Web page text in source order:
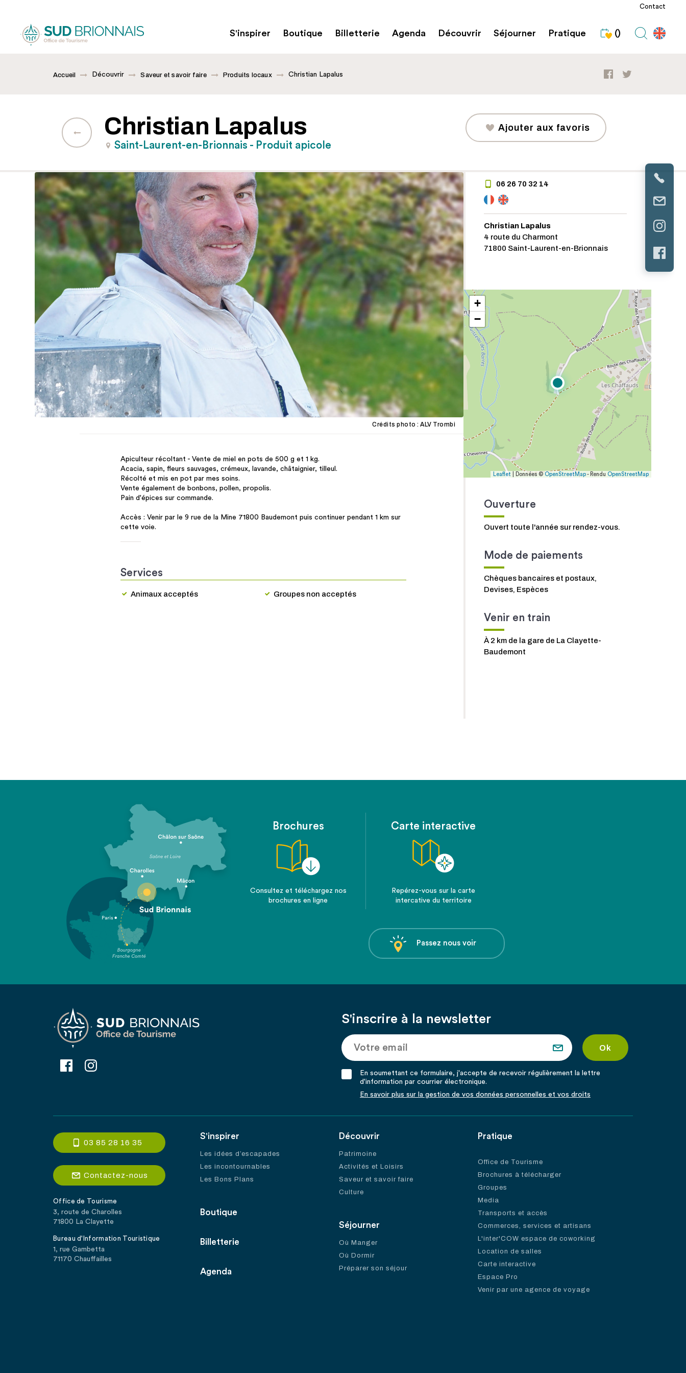
Contact
S'inspirer Boutique Billetterie Agenda Découvrir Séjourner Pratique ()
Accueil Découvrir Saveur et savoir faire Produits locaux Christian Lapalus
Christian Lapalus
Saint-Laurent-en-Brionnais - Produit apicole
Ajouter aux favoris
Crédits photo : ALV Trombi
Apiculteur récoltant - Vente de miel en pots de 500 g et 1 kg.
Acacia, sapin, fleurs sauvages, crémeux, lavande, châtaignier, tilleul.
Récolté et mis en pot par mes soins.
Vente également de bonbons, pollen, propolis.
Pain d'épices sur commande.
Accès : Venir par le 9 rue de la Mine 71800 Baudemont puis continuer pendant 1 km sur
cette voie.
Services
Animaux acceptés Groupes non acceptés
06 26 70 32 14
Christian Lapalus
4 route du Charmont
71800 Saint-Laurent-en-Brionnais
+
−
Leaflet | Données © OpenStreetMap- Rendu OpenStreetMap
Ouverture
Ouvert toute l'année sur rendez-vous.
Mode de paiements
Chèques bancaires et postaux,
Devises, Espèces
Venir en train
À 2 km de la gare de La Clayette-
Baudemont
Brochures
Consultez et téléchargez nos
brochures en ligne
Carte interactive
Repérez-vous sur la carte
intercative du territoire
Passez nous voir
S'inscrire à la newsletter
En soumettant ce formulaire, j'accepte de recevoir régulièrement la lettre
d'information par courrier électronique.
En savoir plus sur la gestion de vos données personnelles et vos droits
03 85 28 16 35
Contactez-nous
Office de Tourisme
3, route de Charolles
71800 La Clayette
Bureau d'Information Touristique
1, rue Gambetta
71170 Chauffailles
S'inspirer
Les idées d’escapades
Les incontournables
Les Bons Plans
Boutique
Billetterie
Agenda
Découvrir
Patrimoine
Activités et Loisirs
Saveur et savoir faire
Culture
Séjourner
Où Manger
Où Dormir
Préparer son séjour
Pratique
Office de Tourisme
Brochures à télécharger
Groupes
Media
Transports et accès
Commerces, services et artisans
L'inter'COW espace de coworking
Location de salles
Carte interactive
Espace Pro
Venir par une agence de voyage